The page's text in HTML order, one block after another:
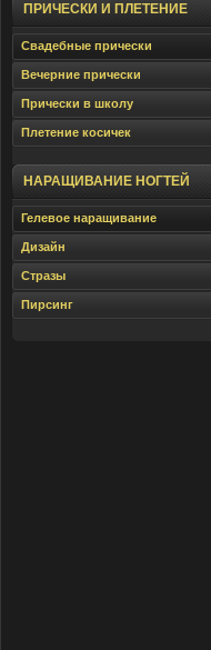
ПРИЧЕСКИ И ПЛЕТЕНИЕ
Свадебные прически
Вечерние прически
Прически в школу
Плетение косичек
НАРАЩИВАНИЕ НОГТЕЙ
Гелевое наращивание
Дизайн
Стразы
Пирсинг